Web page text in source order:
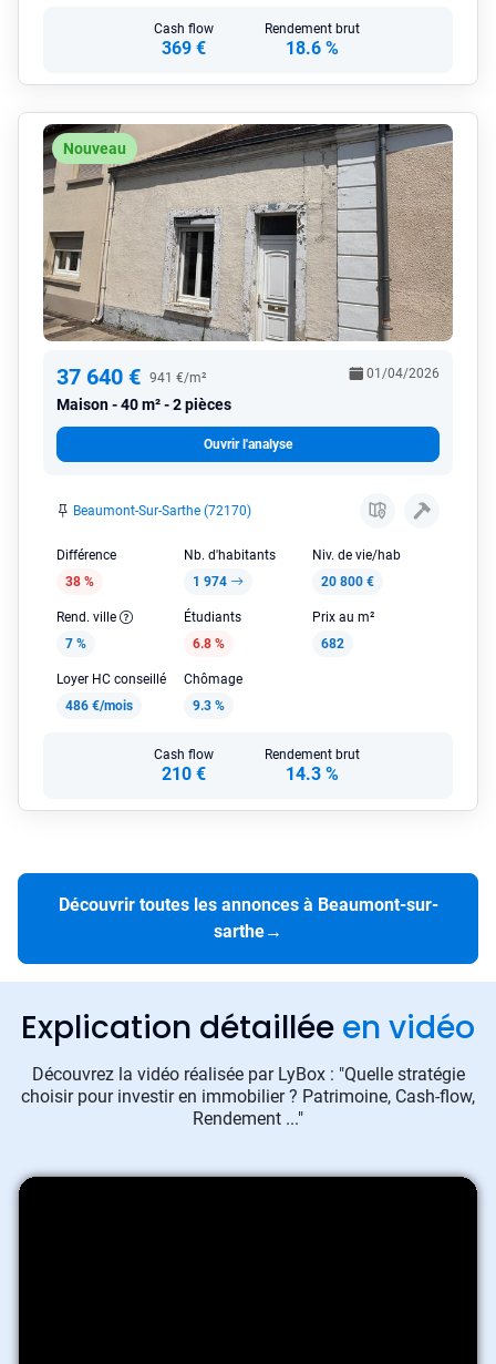
Cash flow
369 €
Rendement brut
18.6 %
Nouveau
37 640 € 941 €/m²
Maison 40 m² - 2 pièces
01/04/2026
Ouvrir l'analyse
Beaumont-Sur-Sarthe (72170)
Différence
38 %
Nb. d'habitants
1 974
Niv. de vie/hab
20 800 €
Rend. ville
7 %
Étudiants
6.8 %
Prix au m²
682
Loyer HC conseillé
486 €/mois
Chômage
9.3 %
Cash flow
210 €
Rendement brut
14.3 %
Découvrir toutes les annonces à Beaumont-sur-
sarthe→
Explication détaillée en vidéo
Découvrez la vidéo réalisée par LyBox : "Quelle stratégie
choisir pour investir en immobilier ? Patrimoine, Cash-flow,
Rendement ..."